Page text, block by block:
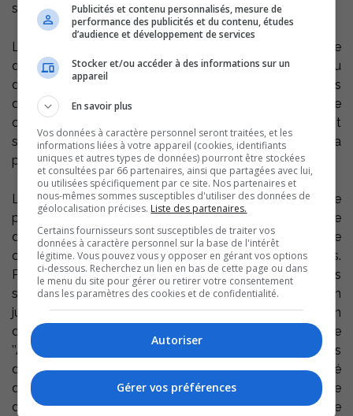
scolaire’’.
La présidence d’honneur de l’événement, qui se
déroulera le jeudi, 25 mars prochain, a été confiée au
directeur du Centre financier aux entreprises Desjardins
du Richelieu, Stéphane Parent. Ce dernier a précisé que
chaque initiative à pour but d’améliorer l’environnement
scolaire ou le service aux étudiants et favorise la
persévérance scolaire, le grand défi de l’heure
La conférencière invitée incarne bien la persévérance
puisqu’il s’agit de Laure Waridel, la co-fondatrice
d’Équiterre, une organisation vouée à la promotion de
choix écologiques et socialement responsables.
Pionnière du commerce équitable au Québec, elle a mis
sur pied la campagne de sensibilisation et d’action ’’Un
juste café’’. Cette sociologue, spécialisée en
développement international, décrit dans son livre
’’Acheter, c’est voter’’ l’importance mais aussi les limites
du commerce équitable et montre la nécessité
d’instaurer un système économique mondial au service
des populations plutôt que des multinationales. Ce livre
Publicités et contenu personnalisés, mesure de
performance des publicités et du contenu, études
d’audience et développement de services
Stocker et/ou accéder à des informations sur un
appareil
En savoir plus
Vos données à caractère personnel seront traitées, et les
informations liées à votre appareil (cookies, identifiants
uniques et autres types de données) pourront être stockées
et consultées par 66 partenaires, ainsi que partagées avec lui,
ou utilisées spécifiquement par ce site. Nos partenaires et
nous-mêmes sommes susceptibles d'utiliser des données de
géolocalisation précises. Liste des partenaires.
Certains fournisseurs sont susceptibles de traiter vos
données à caractère personnel sur la base de l'intérêt
légitime. Vous pouvez vous y opposer en gérant vos options
ci-dessous. Recherchez un lien en bas de cette page ou dans
le menu du site pour gérer ou retirer votre consentement
dans les paramètres des cookies et de confidentialité.
Autoriser
Gérer vos préférences